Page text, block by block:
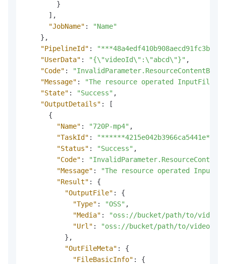
}
] ,
"JobName" :
"Name"
} ,
"PipelineId" :
"***48a4edf410b908aecd91fc3b***"
"UserData" : "{\"videoId\":\"abcd\"}" ,
"Code" : "InvalidParameter.ResourceContentBad"
"Message" :
"The resource operated InputFile
"State" : "Success" ,
"OutputDetails" :
[
{
"Name" : "720P-mp4" ,
"TaskId" :
"Status" : "Success" ,
"Code" :
"Message" :
"The resource operated
"Result" :
{
"OutputFile" :
{
"Type" : "OSS" ,
"Media" :
"oss://bucket/path/to/
"Url" :
"oss://bucket/path/to/
} ,
"OutFileMeta" :
{
"FileBasicInfo" :
{